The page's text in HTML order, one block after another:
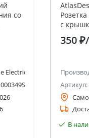
со
Electric (ранее Schneider
с
350 ₽
Артикул:
В